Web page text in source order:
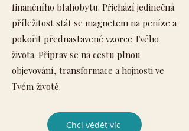
finančního blahobytu. Přichází jedinečná
příležitost stát se magnetem na peníze a
pokořit přednastavené vzorce Tvého
života. Připrav se na cestu plnou
objevování, transformace a hojnosti ve
Tvém životě.
Chci vědět víc